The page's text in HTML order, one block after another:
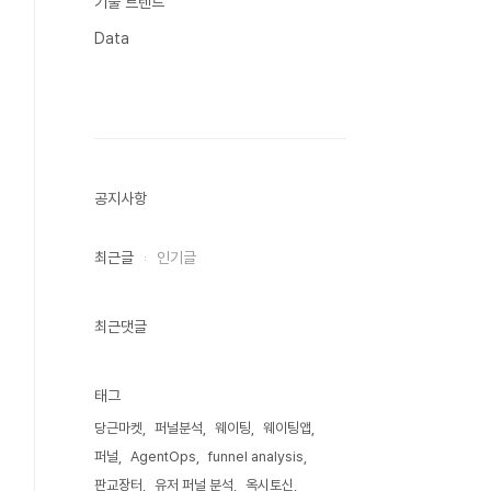
Data
공지사항
최근글 인기글
최근댓글
태그
당근마켓 퍼널분석 웨이팅
웨이팅앱
퍼널
AgentOps
funnel analysis
판교장터
유저 퍼널 분석 옥시토신